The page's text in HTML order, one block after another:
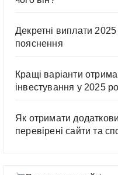
Декретні виплати
пояснення
Кращі варіанти
інвестування у 2025
Як отримати
перевірені сайти та